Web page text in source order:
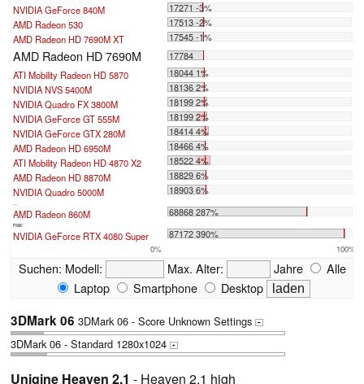
NVIDIA GeForce 840M
17271 -3%
AMD Radeon 530
17513 -2%
AMD Radeon HD 7690M XT
17545 -1%
AMD Radeon HD 7690M
17784
ATI Mobility Radeon HD 5870
18044 1%
NVIDIA NVS 5400M
18136 2%
NVIDIA Quadro FX 3800M
18199 2%
NVIDIA GeForce GT 555M
18199 2%
NVIDIA GeForce GTX 280M
18414 4%
AMD Radeon HD 6950M
18466 4%
ATI Mobility Radeon HD 4870 X2
18522 4%
AMD Radeon HD 8870M
18829 6%
NVIDIA Quadro 5000M
18903 6%
...
AMD Radeon 860M 68868 287%
max:
NVIDIA GeForce RTX 4080 Super 87172 390%
0% 100%
Suchen: Modell: Max. Alter: Jahre
Alle
Laptop
Smartphone Desktop
3DMark 06 3DMark 06 - Score Unknown Settings +
3DMark 06 - Standard 1280x1024 +
Unigine Heaven 2.1 - Heaven 2.1 high